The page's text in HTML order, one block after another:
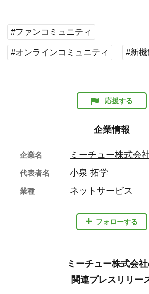
#ファンコミュニティ
#オンラインコミュニティ #新機
応援する
企業情報
フォローする
企業名 ミーチュー株式会
代表者名 小泉 拓学
業種 ネットサービス
ミーチュー株式会
関連プレスリリー